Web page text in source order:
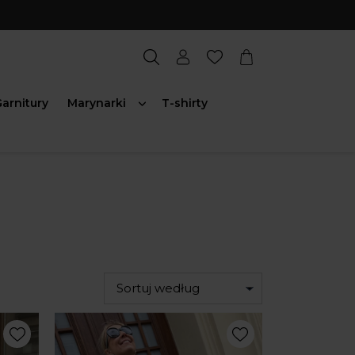
Marynarki T-shirty
Sortuj według